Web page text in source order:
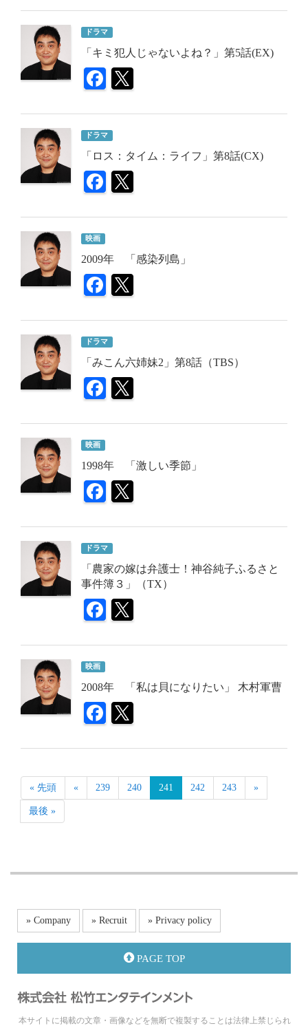
ドラマ
「キミ犯人じゃないよね？」第5話(EX)
ドラマ
「ロス：タイム：ライフ」第8話(CX)
映画
2009年 「感染列島」
ドラマ
「みこん六姉妹2」第8話（TBS）
映画
1998年 「激しい季節」
ドラマ
「農家の嫁は弁護士！神谷純子ふるさと
事件簿３」（TX）
映画
2008年 「私は貝になりたい」 木村軍曹
« 先頭 « 239 240 241 242 243 »
最後 »
» Company » Recruit » Privacy policy
PAGE TOP
本サイトに掲載の文章・画像などを無断で複製することは法律上禁じられ